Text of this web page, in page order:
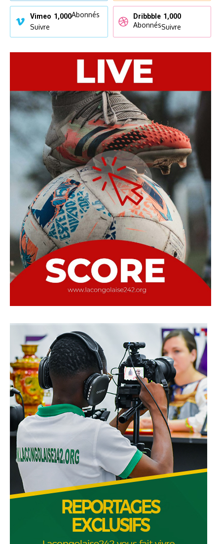
Vimeo 1,000Abonnés
Suivre
Dribbble 1,000
AbonnésSuivre